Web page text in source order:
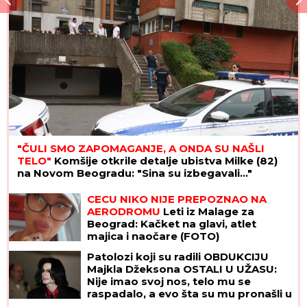
"ČULI SMO ZAPOMAGANJE, A ONDA SU NAŠLI
TELO" Komšije otkrile detalje ubistva Milke (82)
na Novom Beogradu: "Sina su izbegavali..."
"STANIJA, DA NEMAŠ MOŽDA
SUTLIJAŠ?"Pobednica Elite ostala
zatečena pitanjem, o NJENOJ
REAKCIJI pričaju svi (VIDEO)
AERODROMULeti iz Malage za
Beograd: Kačket na glavi, atlet
majica i naočare (FOTO)